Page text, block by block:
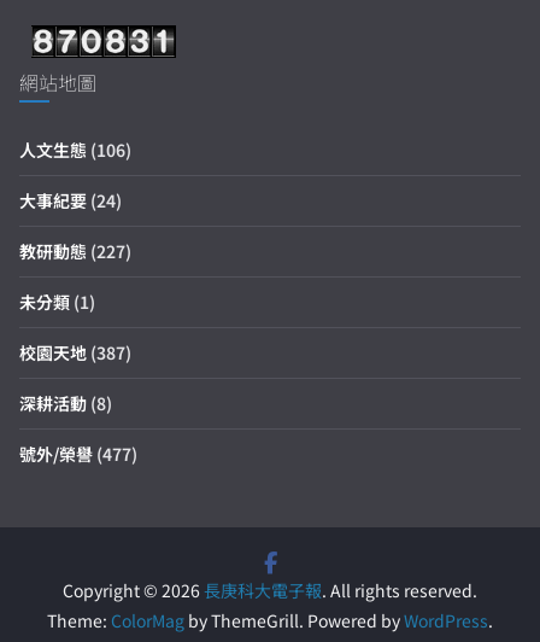
網站地圖
人文生態 (106)
大事紀要 (24)
教研動態 (227)
未分類 (1)
校園天地 (387)
深耕活動 (8)
號外/榮譽 (477)
Copyright © 2026長庚科大電子報. All rights reserved.
Theme: ColorMag by ThemeGrill. Powered byWordPress.